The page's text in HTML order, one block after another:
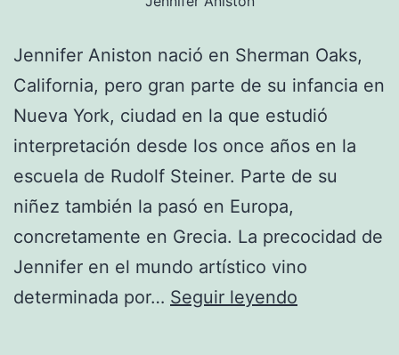
Jennifer Aniston nació en Sherman Oaks,
California, pero gran parte de su infancia en
Nueva York, ciudad en la que estudió
interpretación desde los once años en la
escuela de Rudolf Steiner. Parte de su
niñez también la pasó en Europa,
concretamente en Grecia. La precocidad de
Jennifer en el mundo artístico vino
determinada por… Seguir leyendo